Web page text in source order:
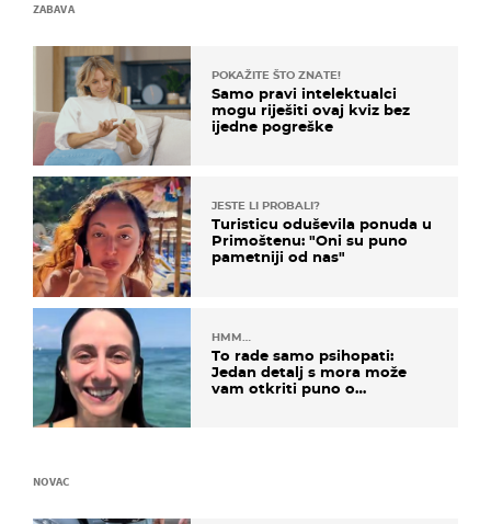
ZABAVA
POKAŽITE ŠTO ZNATE!
Samo pravi intelektualci
mogu riješiti ovaj kviz bez
ijedne pogreške
JESTE LI PROBALI?
Turisticu oduševila ponuda u
Primoštenu: "Oni su puno
pametniji od nas"
HMM…
To rade samo psihopati:
Jedan detalj s mora može
vam otkriti puno o
NOVAC